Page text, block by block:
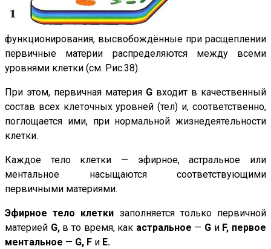
функционирования, высвобождённые при расщеплении
первичные материи распределяются между всеми
уровнями клетки (см. Рис.38).
При этом, первичная материя G входит в качественный
состав всех клеточных уровней (тел) и, соответственно,
поглощается ими, при нормальной жизнедеятельности
клетки.
Каждое тело клетки — эфирное, астральное или
ментальное насыщаются соответствующими
первичными материями.
Эфирное тело клетки заполняется только первичной
материей G,в то время, как астральное — G иF, первое
ментальное — G, F и Е.